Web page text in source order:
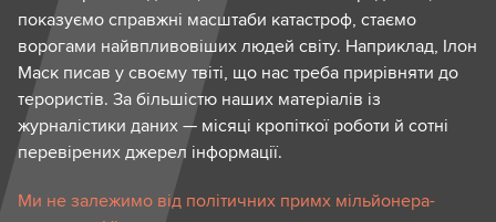
показуємо справжні масштаби катастроф, стаємо
ворогами найвпливовіших людей світу. Наприклад, Ілон
Маск писав у своєму твіті, що нас треба прирівняти до
терористів. За більшістю наших матеріалів із
журналістики даних — місяці кропіткої роботи й сотні
перевірених джерел інформації.
Ми не залежимо від політичних примх мільйонера-